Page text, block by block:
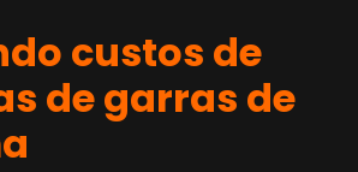
custos de
de garras de